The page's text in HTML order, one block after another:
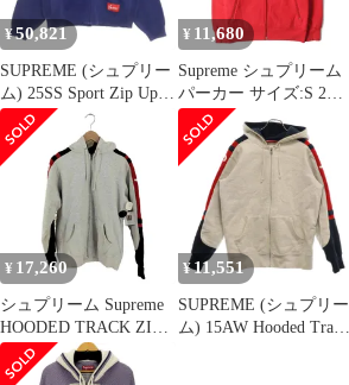
¥50,821
SUPREME (シュプリー
ム) 25SS Sport Zip Up
Hooded Sweater ナンバ
リング ジップアップジ
ャケット フーディ ネイ
¥ 11,680
Supreme シュプリーム
パーカー サイズ:S 2ト
ーンカラー フルジップ
スウェット パーカー レ
ッド ブラック トップス
フーディー【メンズ】
¥ 17,260
シュプリーム Supreme
HOODED TRACK ZIP
UP SWEAT メンズ
import：M
¥11,551
SUPREME (シュプリー
ム) 15AW Hooded Track